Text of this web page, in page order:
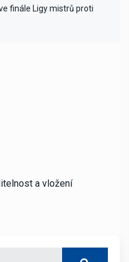
finále Ligy mistrů proti
a vložení